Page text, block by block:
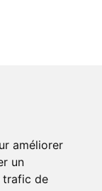
améliorer
un
trafic de